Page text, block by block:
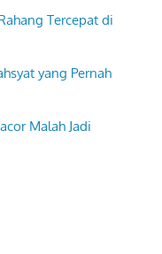
Tercepat di
yang Pernah
Malah Jadi